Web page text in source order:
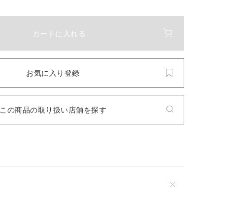
カートに入れる
お気に入り登録
この商品の取り扱い店舗を探す